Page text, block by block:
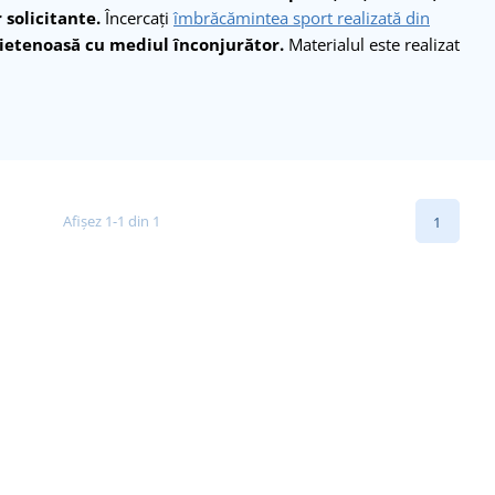
solicitante.Încercațiîmbrăcămintea sport realizată din
cu mediul înconjurător. Materialul este realizat
Afișez 1-1 din 1 1